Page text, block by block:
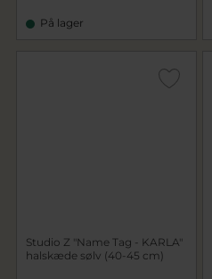
På lager
Studio Z "Name Tag - KARLA"
halskæde sølv (40-45 cm)